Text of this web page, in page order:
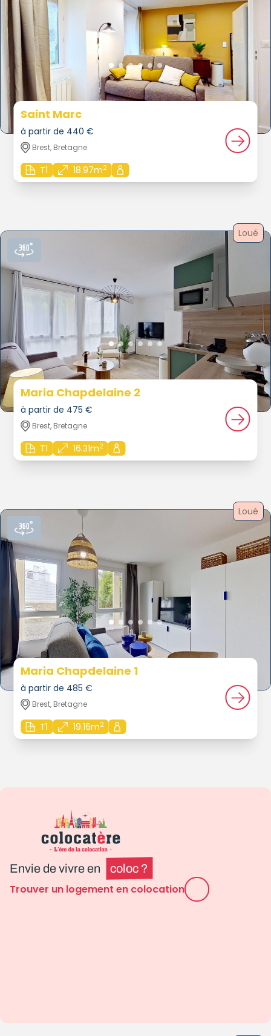
Saint Marc
à partir de 440 €
Brest, Bretagne
T1 18.97m2
Loué
Maria Chapdelaine 2
à partir de 475 €
Brest, Bretagne
T1 16.31m2
Loué
Maria Chapdelaine 1
à partir de 485 €
Brest, Bretagne
T1 19.16m2
Envie de vivre en coloc ?
Trouver un logement en colocation